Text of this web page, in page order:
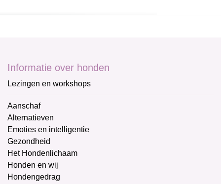
Informatie over honden
Lezingen en workshops
Aanschaf
Alternatieven
Emoties en intelligentie
Gezondheid
Het Hondenlichaam
Honden en wij
Hondengedrag